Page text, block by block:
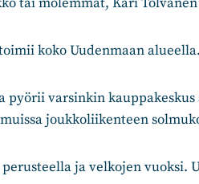
koko Uudenmaan alueella.
pyörii varsinkin kauppakeskus
joukkoliikenteen
ja velkojen vuoksi.